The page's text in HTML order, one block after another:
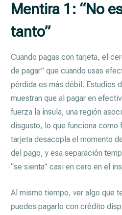
Mentira 1: “No
tanto”
Cuando pagas con tarjeta, el
de pagar” que cuando usas
pérdida es más débil. Estudios
muestran que al pagar en
fuerza la ínsula, una región
disgusto, lo que funciona como
tarjeta desacopla el momento
del pago, y esa separación
“se sienta” casi en cero en el
Al mismo tiempo, ver algo que
puedes pagarlo con crédito